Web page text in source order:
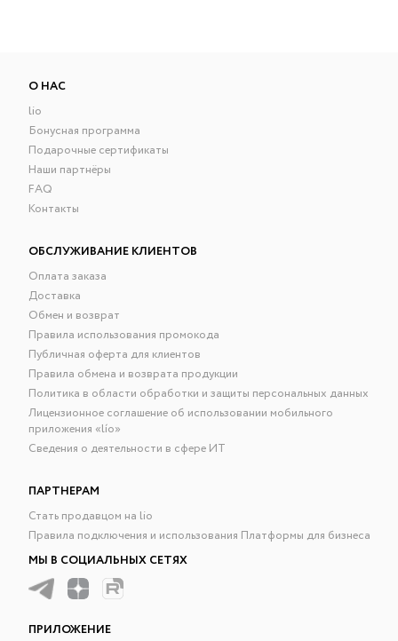
О НАС
lio
Бонусная программа
Подарочные сертификаты
Наши партнёры
FAQ
Контакты
ОБСЛУЖИВАНИЕ КЛИЕНТОВ
Оплата заказа
Доставка
Обмен и возврат
Правила использования промокода
Публичная оферта для клиентов
Правила обмена и возврата продукции
Политика в области обработки и защиты персональных данных
Лицензионное соглашение об использовании мобильного
приложения «lío»
Сведения о деятельности в сфере ИТ
ПАРТНЕРАМ
Стать продавцом на lio
Правила подключения и использования Платформы для бизнеса
МЫ В СОЦИАЛЬНЫХ СЕТЯХ
ПРИЛОЖЕНИЕ